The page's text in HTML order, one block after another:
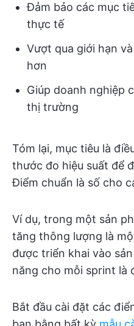
Đảm bảo các mục
thực tế
Vượt qua giới hạn
hơn
Giúp doanh nghiệp
thị trường
Tóm lại, mục tiêu là
thước đo hiệu suất để
Điểm chuẩn là số cho
Ví dụ, trong một sản
tăng thông lượng là
được triển khai vào
năng cho mỗi sprint là
Bắt đầu cài đặt các